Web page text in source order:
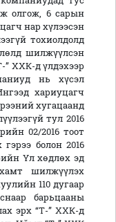
олгож, 6 сарын
нар хүлээсэн
тохиолдолд
шилжүүлсэн
” ХХК-д үлдэхээр
нь хүсэл
хариуцагч
хугацаанд
тул 2016
02/2016 тоот
болон 2016
Үл хөдлөх эд
шилжүүлэх
110 дугаар
барьцааны
эрх “Т-” ХХК-д